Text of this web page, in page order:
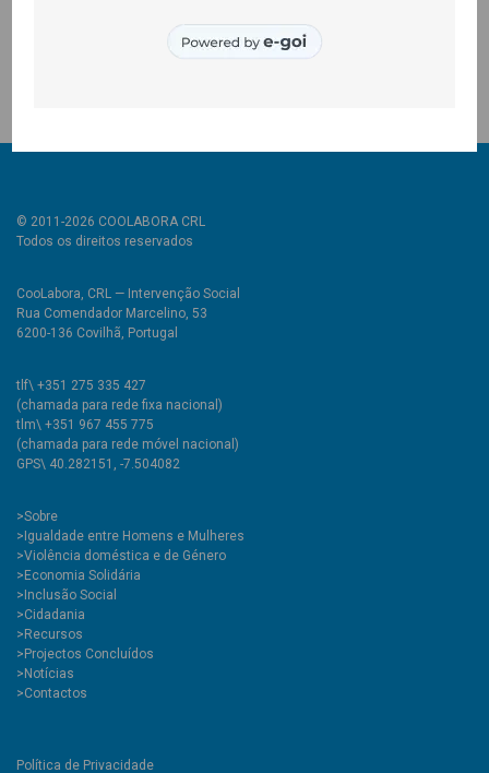
Este encontro foi acreditado como ACD pelo Centro de
Formação da Associação de Escolas da Beira Interior.
© 2011-2026 COOLABORA CRL
Todos os direitos reservados
CooLabora, CRL — Intervenção Social
Rua Comendador Marcelino, 53
6200-136 Covilhã, Portugal
tlf\ +351 275 335 427
(chamada para rede fixa nacional)
tlm\ +351 967 455 775
(chamada para rede móvel nacional)
GPS\ 40.282151, -7.504082
>Sobre
>Igualdade entre Homens e Mulheres
>Violência doméstica e de Género
>Economia Solidária
>Inclusão Social
>Cidadania
>Recursos
>Projectos Concluídos
>Notícias
>Contactos
Política de Privacidade